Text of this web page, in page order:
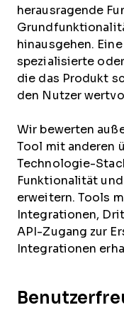
herausragende
hinausgehen.
spezialisierte
die das Produkt
den Nutzer
Wir bewerten
Tool mit anderen
Technologie-
Funktionalität
erweitern. Tools
Integrationen,
API-Zugang zur
Integrationen